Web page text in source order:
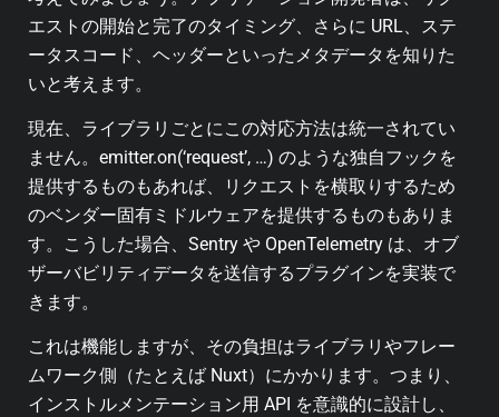
エストの開始と完了のタイミング、さらに URL、ステ
ータスコード、ヘッダーといったメタデータを知りた
いと考えます。
現在、ライブラリごとにこの対応方法は統一されてい
ません。emitter.on(‘request’, …) のような独自フックを
提供するものもあれば、リクエストを横取りするため
のベンダー固有ミドルウェアを提供するものもありま
す。こうした場合、Sentry や OpenTelemetry は、オブ
ザーバビリティデータを送信するプラグインを実装で
きます。
これは機能しますが、その負担はライブラリやフレー
ムワーク側（たとえば Nuxt）にかかります。つまり、
インストルメンテーション用 API を意識的に設計し、